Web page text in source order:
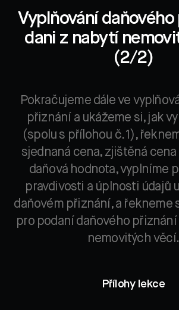
Vyplňování
dani z nabytí
(2/2)
Pokračujeme dále ve
přiznání a ukážeme si, jak
(spolu s přílohou č. 1),
sjednaná cena, zjištěná cena
daňová hodnota, vyplníme
pravdivosti a úplnosti údajů
daňovém přiznání, a řekneme
pro podaní daňového přiznání
nemovitých věcí.
Přílohy lekce